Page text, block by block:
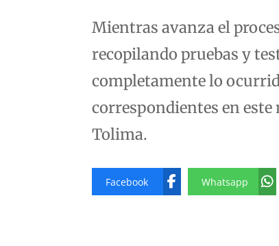
Mientras avanza el
recopilando pruebas y
completamente lo
correspondientes en
Tolima.
Facebook Whatsapp